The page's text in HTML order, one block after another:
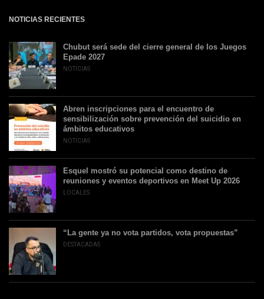
NOTICIAS RECIENTES
Chubut será sede del cierre general de los Juegos
Epade 2027
NOTICIAS
Abren inscripciones para el encuentro de
sensibilización sobre prevención del suicidio en
ámbitos educativos
NOTICIAS
Esquel mostró su potencial como destino de
reuniones y eventos deportivos en Meet Up 2026
LOCALES
“La gente ya no vota partidos, vota propuestas”
DESTACADAS